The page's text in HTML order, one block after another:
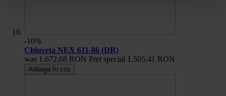
-10%
Chiuveta NEX 611-86 (DR)
was 1.672,68 RON Pret special 1.505,41 RON
Adauga în cos